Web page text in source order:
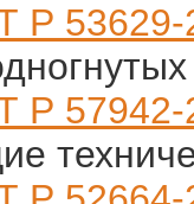
Р 53629-
Р 57942-